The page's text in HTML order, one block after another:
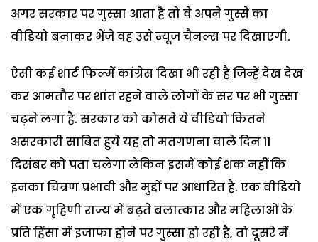
अगर सरकार पर गुस्सा आता है तो वे अपने गुस्से का
वीडियो बनाकर भेंजे वह उसे न्यूज चैनल्स पर दिखाएगी.
ऐसी कई शार्ट फिल्में कांग्रेस दिखा भी रही है जिन्हें देख देख
कर आमतौर पर शांत रहने वाले लोगों के सर पर भी गुस्सा
चढ़ने लगा है. सरकार को कोसते ये वीडियो कितने
असरकारी साबित हुये यह तो मतगणना वाले दिन 11
दिसंबर को पता चलेगा लेकिन इसमें कोई शक नहीं कि
इनका चित्रण प्रभावी और मुद्दों पर आधारित है. एक वीडियो
में एक गृहिणी राज्य में बढ़ते बलात्कार और महिलाओं के
प्रति हिंसा में इजाफा होने पर गुस्सा हो रही है, तो दूसरे में